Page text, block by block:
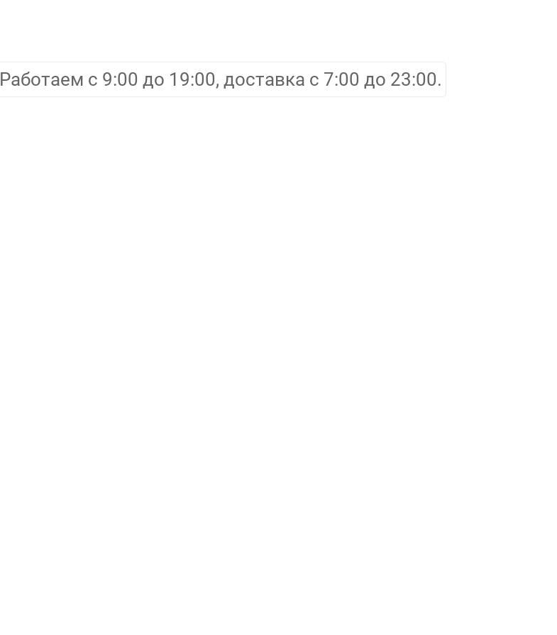
Работаем с 9:00 до 19:00, доставка с 7:00 до 23:00.